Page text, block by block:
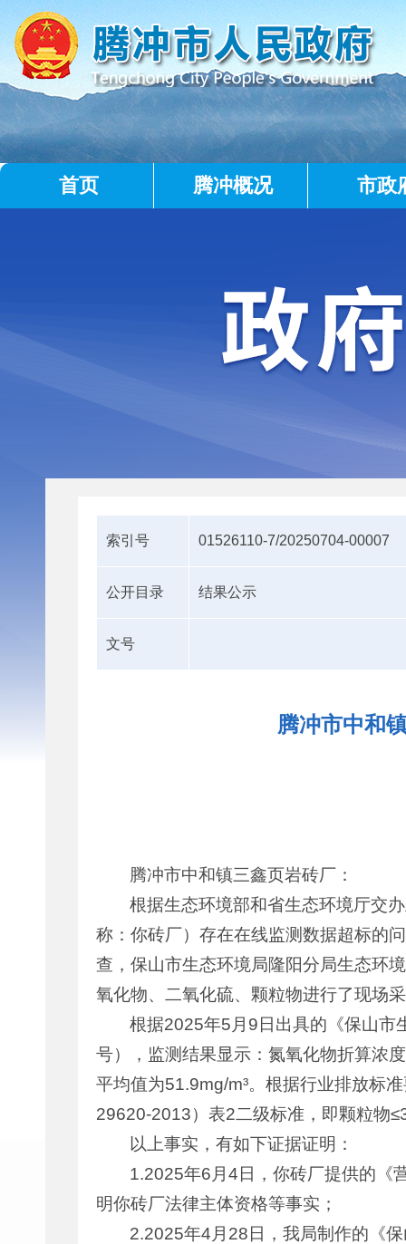
首页 腾冲概况 市政
索引号 01526110-7/20250704-00007
公开目录 结果公示
文号
腾冲市中和
腾冲市中和镇三鑫页岩砖厂：
根据生态环境部和省生态环境厅交
称：你砖厂）存在在线监测数据超标的
查，保山市生态环境局隆阳分局生态环
氧化物、二氧化硫、颗粒物进行了现场
根据2025年5月9日出具的《保山市
号），监测结果显示：氮氧化物折算浓
平均值为51.9mg/m³。根据行业排放标
29620-2013）表2二级标准，即颗粒物
以上事实，有如下证据证明：
1.2025年6月4日，你砖厂提供的《
明你砖厂法律主体资格等事实；
2.2025年4月28日，我局制作的《